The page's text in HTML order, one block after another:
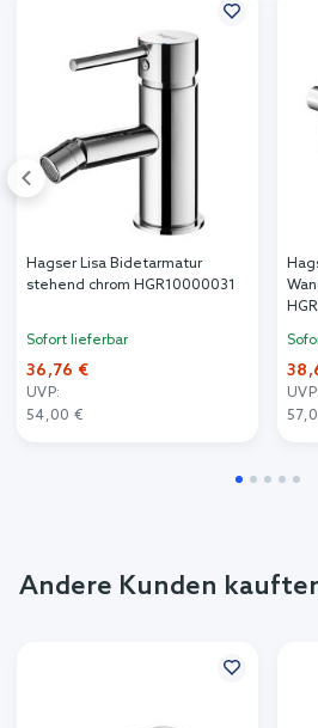
Hagser Lisa Bidetarmatur
stehend chrom HGR10000031
Sofort lieferbar
36,76 €
UVP:
54,00 €
UVP:
Andere Kunden